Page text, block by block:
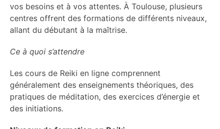
vos besoins et à vos attentes. À Toulouse, plusieurs
centres offrent des formations de différents niveaux,
allant du débutant à la maîtrise.
Ce à quoi s’attendre
Les cours de Reiki en ligne comprennent
généralement des enseignements théoriques, des
pratiques de méditation, des exercices d’énergie et
des initiations.